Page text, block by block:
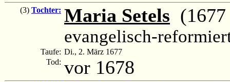
(3) Tochter: Maria Setels
evangelisch-
Taufe: Di., 2. März 1677
Tod: vor 1678